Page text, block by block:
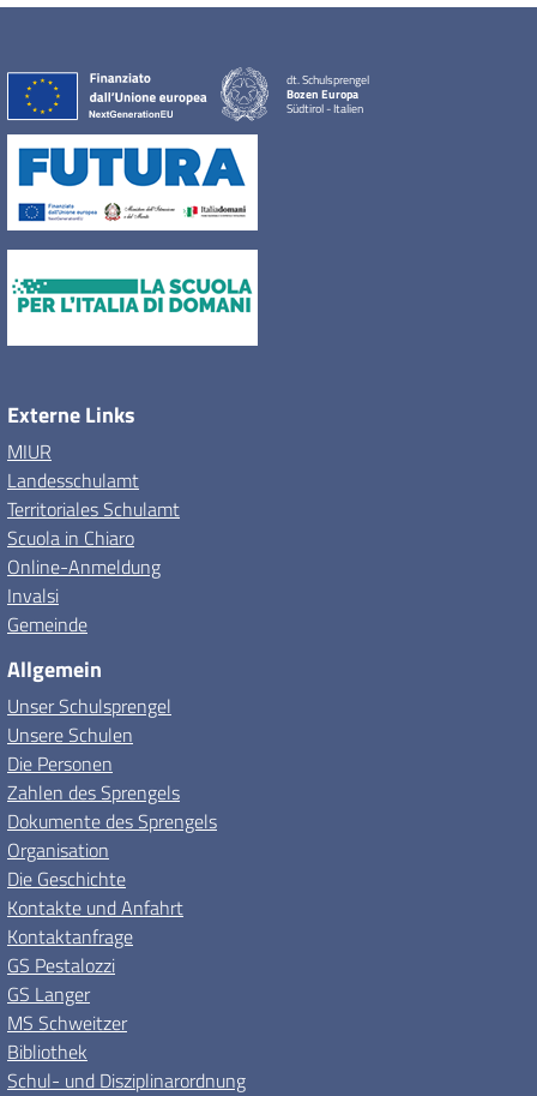
dt. Schulsprengel
Bozen Europa
Südtirol - Italien
Externe Links
MIUR
Landesschulamt
Territoriales Schulamt
Scuola in Chiaro
Online-Anmeldung
Invalsi
Gemeinde
Allgemein
Unser Schulsprengel
Unsere Schulen
Die Personen
Zahlen des Sprengels
Dokumente des Sprengels
Organisation
Die Geschichte
Kontakte und Anfahrt
Kontaktanfrage
GS Pestalozzi
GS Langer
MS Schweitzer
Bibliothek
Schul- und Disziplinarordnung